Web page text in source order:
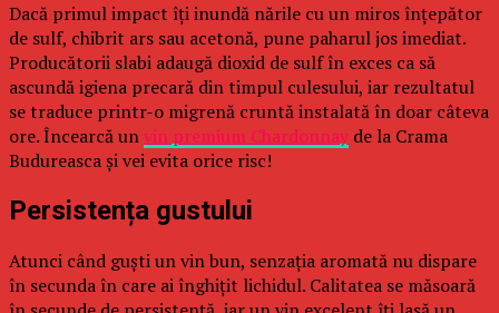
Dacă primul impact îți inundă nările cu un miros înțepător
de sulf, chibrit ars sau acetonă, pune paharul jos imediat.
Producătorii slabi adaugă dioxid de sulf în exces ca să
ascundă igiena precară din timpul culesului, iar rezultatul
se traduce printr-o migrenă cruntă instalată în doar câteva
ore. Încearcă unvin premium Chardonnay de la Crama
Budureasca și vei evita orice risc!
Persistența gustului
Atunci când guști un vin bun, senzația aromată nu dispare
în secunda în care ai înghițit lichidul. Calitatea se măsoară